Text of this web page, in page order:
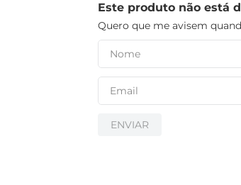
Este produto não está
Quero que me avisem
ENVIAR